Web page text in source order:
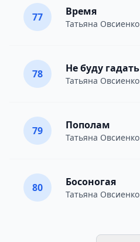
77 Время
Татьяна Овсиенко
78 Не буду гадать
Татьяна Овсиенко
79 Пополам
Татьяна Овсиенко
80 Босоногая
Татьяна Овсиенко